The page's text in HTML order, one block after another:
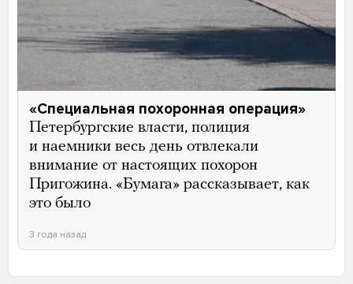
«Специальная похоронная операция»
Петербургские власти, полиция
и наемники весь день отвлекали
внимание от настоящих похорон
Пригожина. «Бумага» рассказывает, как
это было
3 года назад